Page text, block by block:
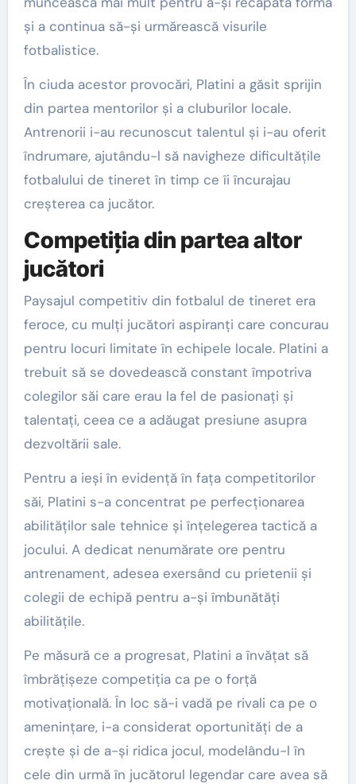
și a continua să-și urmărească visurile
fotbalistice.
În ciuda acestor provocări, Platini a găsit sprijin
din partea mentorilor și a cluburilor locale.
Antrenorii i-au recunoscut talentul și i-au oferit
îndrumare, ajutându-l să navigheze dificultățile
fotbalului de tineret în timp ce îi încurajau
creșterea ca jucător.
Competiția din partea altor
jucători
Paysajul competitiv din fotbalul de tineret era
feroce, cu mulți jucători aspiranți care concurau
pentru locuri limitate în echipele locale. Platini a
trebuit să se dovedească constant împotriva
colegilor săi care erau la fel de pasionați și
talentați, ceea ce a adăugat presiune asupra
dezvoltării sale.
Pentru a ieși în evidență în fața competitorilor
săi, Platini s-a concentrat pe perfecționarea
abilităților sale tehnice și înțelegerea tactică a
jocului. A dedicat nenumărate ore pentru
antrenament, adesea exersând cu prietenii și
colegii de echipă pentru a-și îmbunătăți
abilitățile.
Pe măsură ce a progresat, Platini a învățat să
îmbrățișeze competiția ca pe o forță
motivațională. În loc să-i vadă pe rivali ca pe o
amenințare, i-a considerat oportunități de a
crește și de a-și ridica jocul, modelându-l în
cele din urmă în jucătorul legendar care avea să